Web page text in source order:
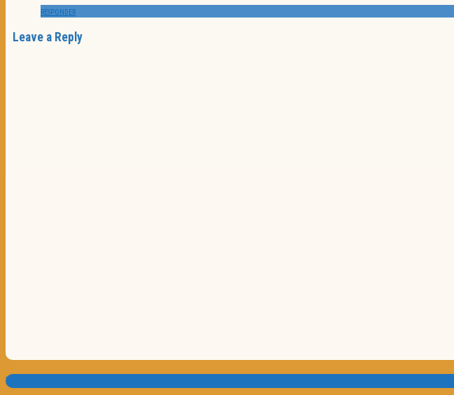
RESPONDER
Leave a Reply
Translate: